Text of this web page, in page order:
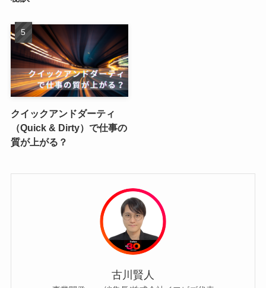
クイックアンドダーティ
（Quick & Dirty）で仕事の
質が上がる？
古川賢人